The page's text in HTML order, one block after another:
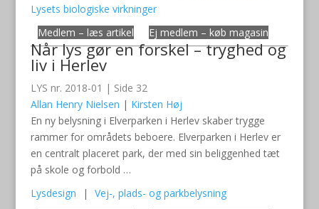
Lysets biologiske virkninger
Medlem – læs artikel
Ej medlem – køb magasin
Når lys gør en forskel – tryghed og
liv i Herlev
LYS nr. 2018-01 | Side 32
Allan Henry Nielsen | Kirsten Høj
En ny belysning i Elverparken i Herlev skaber trygge
rammer for områdets beboere. Elverparken i Herlev er
en centralt placeret park, der med sin beliggenhed tæt
på skole og forbold …
Lysdesign
|
Vej-, plads- og parkbelysning